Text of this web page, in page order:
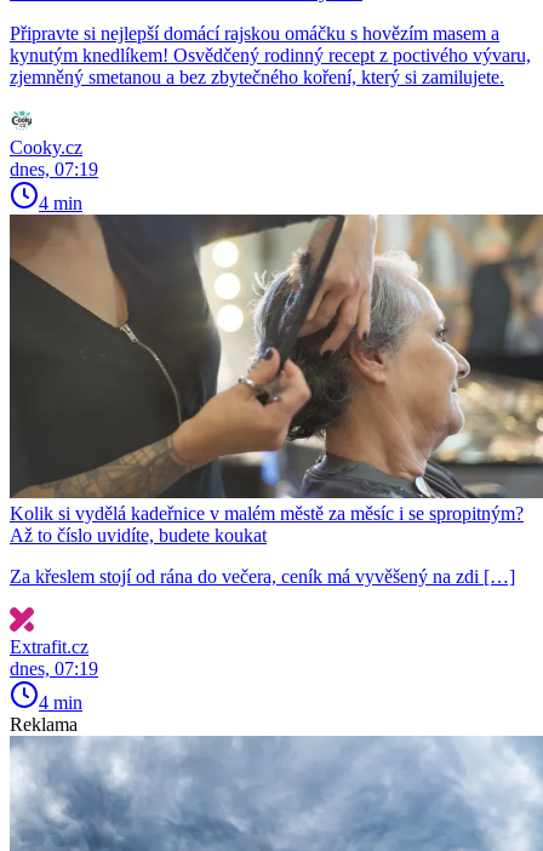
Připravte si nejlepší domácí rajskou omáčku s hovězím masem a
kynutým knedlíkem! Osvědčený rodinný recept z poctivého vývaru,
zjemněný smetanou a bez zbytečného koření, který si zamilujete.
Cooky.cz
dnes, 07:19
4 min
Kolik si vydělá kadeřnice v malém městě za měsíc i se spropitným?
Až to číslo uvidíte, budete koukat
Za křeslem stojí od rána do večera, ceník má vyvěšený na zdi […]
Extrafit.cz
dnes, 07:19
4 min
Reklama